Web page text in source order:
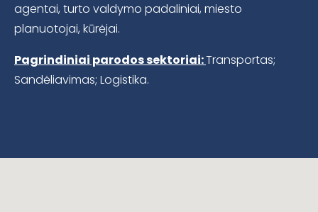
agentai, turto valdymo padaliniai, miesto
planuotojai, kūrėjai.
Pagrindiniai parodos sektoriai:Transportas;
Sandėliavimas; Logistika.